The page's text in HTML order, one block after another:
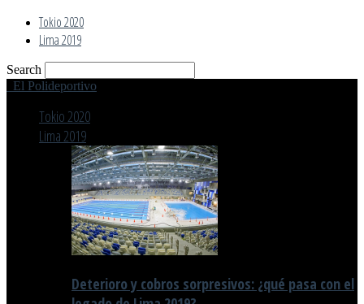
Tokio 2020
Lima 2019
Search
El Polideportivo
Tokio 2020
Lima 2019
Deterioro y cobros sorpresivos: ¿qué pasa con el